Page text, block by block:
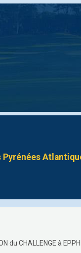
Pyrénées
du CHALLENGE à